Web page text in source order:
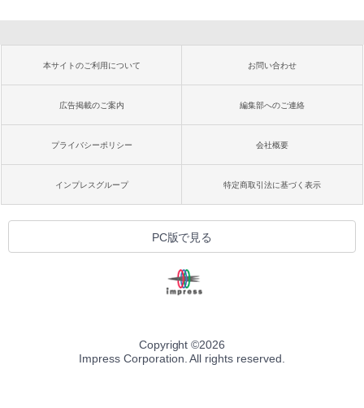
本サイトのご利用について お問い合わせ
広告掲載のご案内 編集部へのご連絡
プライバシーポリシー 会社概要
インプレスグループ 特定商取引法に基づく表示
PC版で見る
Copyright ©2026
Impress Corporation. All rights reserved.